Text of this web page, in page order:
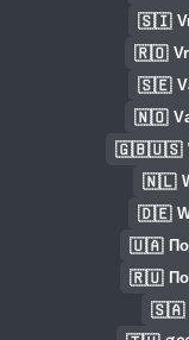
🇸🇮
🇷🇴
🇸🇪
🇳🇴
🇬🇧🇺🇸
🇳🇱
🇩🇪
🇺🇦
🇷🇺
🇸🇦